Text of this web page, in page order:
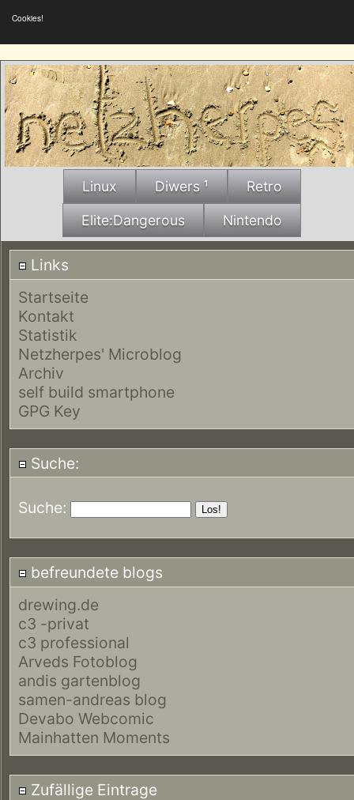
Cookies!
Linux Diwers ¹ Retro
Elite:Dangerous Nintendo
Links
Startseite
Kontakt
Statistik
Netzherpes' Microblog
Archiv
self build smartphone
GPG Key
Suche:
Suche:
befreundete blogs
drewing.de
c3 -privat
c3 professional
Arveds Fotoblog
andis gartenblog
samen-andreas blog
Devabo Webcomic
Mainhatten Moments
Zufällige Eintrage